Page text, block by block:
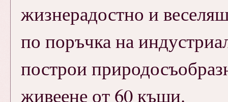
жизнерадостно и
по поръчка на
построи
живеене от 60 къщи.